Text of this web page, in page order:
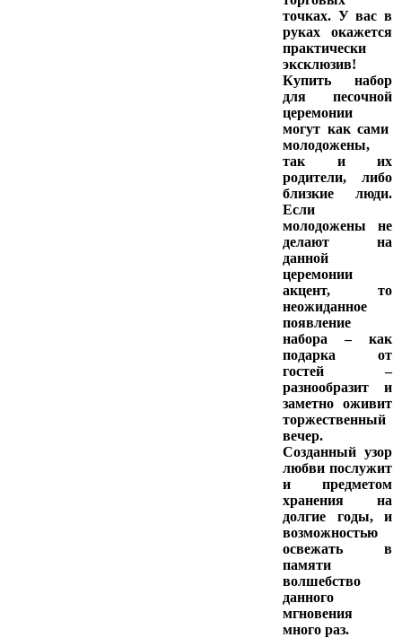
точках. У вас в
руках окажется
практически
эксклюзив!
Купить набор
для песочной
церемонии
могут как сами
молодожены,
так и их
родители, либо
близкие люди.
Если
молодожены не
делают на
данной
церемонии
акцент, то
неожиданное
появление
набора – как
подарка от
гостей –
разнообразит и
заметно оживит
торжественный
вечер.
Созданный узор
любви послужит
и предметом
хранения на
долгие годы, и
возможностью
освежать в
памяти
волшебство
данного
мгновения
много раз.